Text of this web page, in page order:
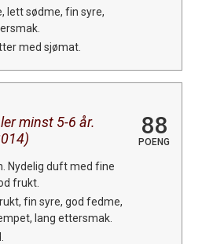
lett sødme, fin syre,
med sjømat.
minst 5-6 år.
88
POENG
Nydelig duft med fine
frukt.
fin syre, god fedme,
lang ettersmak.